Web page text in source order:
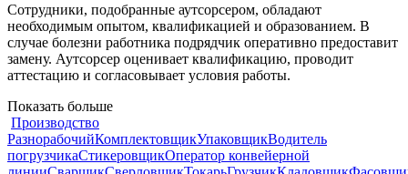
Сотрудники, подобранные аутсорсером, обладают
необходимым опытом, квалификацией и образованием. В
случае болезни работника подрядчик оперативно предоставит
замену. Аутсорсер оценивает квалификацию, проводит
аттестацию и согласовывает условия работы.
Показать больше
Производство
РазнорабочийКомплектовщикУпаковщикВодитель
погрузчикаСтикеровщикОператор конвейерной